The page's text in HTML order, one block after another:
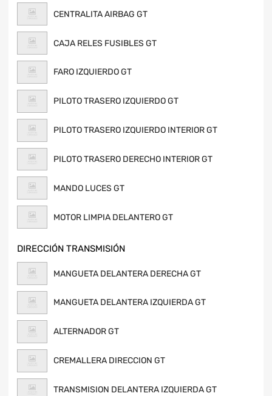
CENTRALITA AIRBAG GT
CAJA RELES FUSIBLES GT
FARO IZQUIERDO GT
PILOTO TRASERO IZQUIERDO GT
PILOTO TRASERO IZQUIERDO INTERIOR GT
PILOTO TRASERO DERECHO INTERIOR GT
MANDO LUCES GT
MOTOR LIMPIA DELANTERO GT
DIRECCIÓN TRANSMISIÓN
MANGUETA DELANTERA DERECHA GT
MANGUETA DELANTERA IZQUIERDA GT
ALTERNADOR GT
CREMALLERA DIRECCION GT
TRANSMISION DELANTERA IZQUIERDA GT